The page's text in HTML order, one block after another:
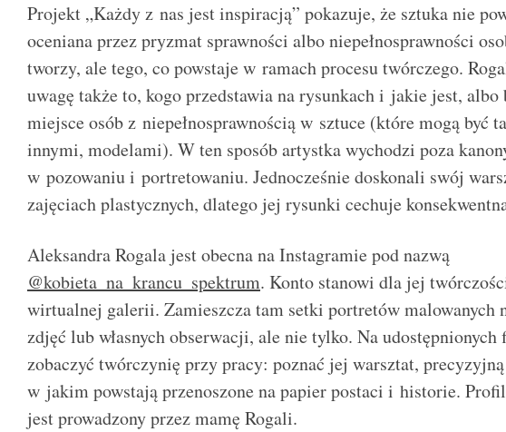
Projekt „Każdy z nas jest inspiracją” pokazuje, że sztuka nie
oceniana przez pryzmat sprawności albo niepełnosprawności
tworzy, ale tego, co powstaje w ramach procesu twórczego.
uwagę także to, kogo przedstawia na rysunkach i jakie jest, albo
miejsce osób z niepełnosprawnością w sztuce (które mogą być
innymi, modelami). W ten sposób artystka wychodzi poza
w pozowaniu i portretowaniu. Jednocześnie doskonali swój
zajęciach plastycznych, dlatego jej rysunki cechuje
Aleksandra Rogala jest obecna na Instagramie pod nazwą
@kobieta_na_krancu_spektrum. Konto stanowi dla jej
wirtualnej galerii. Zamieszcza tam setki portretów malowanych
zdjęć lub własnych obserwacji, ale nie tylko. Na
zobaczyć twórczynię przy pracy: poznać jej warsztat,
w jakim powstają przenoszone na papier postaci i historie.
jest prowadzony przez mamę Rogali.